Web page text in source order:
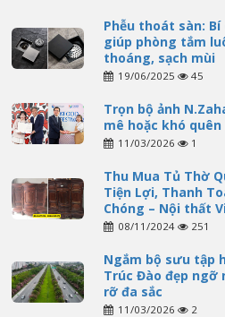
Phễu thoát sàn:
giúp phòng tắm
thoáng, sạch mùi
19/06/2025 45
Trọn bộ ảnh
mê hoặc khó quên
11/03/2026 1
Thu Mua Tủ Thờ
Tiện Lợi, Thanh
Chóng – Nội thất
08/11/2024 251
Ngắm bộ sưu tập
Trúc Đào đẹp ngỡ
rỡ đa sắc
11/03/2026 2